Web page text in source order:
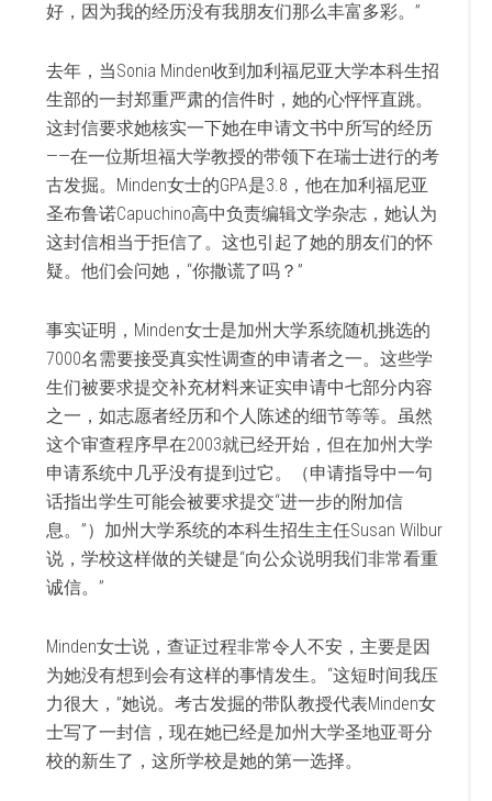
好，因为我的经历没有我朋友们那么丰富多彩。”
去年，当Sonia Minden收到加利福尼亚大学本科生招
生部的一封郑重严肃的信件时，她的心怦怦直跳。
这封信要求她核实一下她在申请文书中所写的经历
——在一位斯坦福大学教授的带领下在瑞士进行的考
古发掘。Minden女士的GPA是3.8，他在加利福尼亚
圣布鲁诺Capuchino高中负责编辑文学杂志，她认为
这封信相当于拒信了。这也引起了她的朋友们的怀
疑。他们会问她，“你撒谎了吗？”
事实证明，Minden女士是加州大学系统随机挑选的
7000名需要接受真实性调查的申请者之一。这些学
生们被要求提交补充材料来证实申请中七部分内容
之一，如志愿者经历和个人陈述的细节等等。虽然
这个审查程序早在2003就已经开始，但在加州大学
申请系统中几乎没有提到过它。（申请指导中一句
话指出学生可能会被要求提交“进一步的附加信
息。”）加州大学系统的本科生招生主任Susan Wilbur
说，学校这样做的关键是“向公众说明我们非常看重
诚信。”
Minden女士说，查证过程非常令人不安，主要是因
为她没有想到会有这样的事情发生。“这短时间我压
力很大，”她说。考古发掘的带队教授代表Minden女
士写了一封信，现在她已经是加州大学圣地亚哥分
校的新生了，这所学校是她的第一选择。